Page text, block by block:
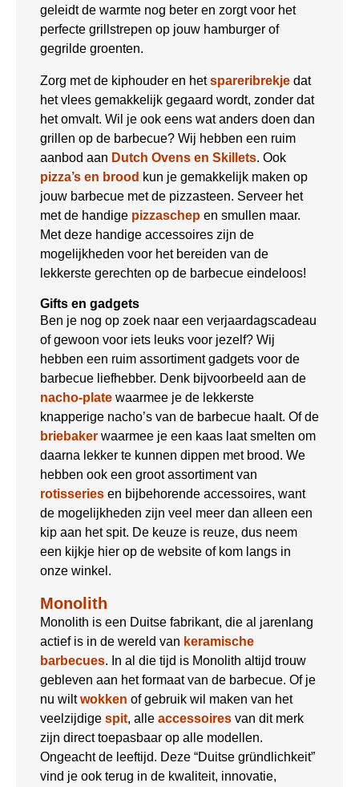
geleidt de warmte nog beter en zorgt voor het
perfecte grillstrepen op jouw hamburger of
gegrilde groenten.
Zorg met de kiphouder en hetspareribrekje dat
het vlees gemakkelijk gegaard wordt, zonder dat
het omvalt. Wil je ook eens wat anders doen dan
grillen op de barbecue? Wij hebben een ruim
aanbod aan Dutch Ovens en Skillets. Ook
pizza’s en brood kun je gemakkelijk maken op
jouw barbecue met de pizzasteen. Serveer het
met de handige pizzaschep en smullen maar.
Met deze handige accessoires zijn de
mogelijkheden voor het bereiden van de
lekkerste gerechten op de barbecue eindeloos!
Gifts en gadgets
Ben je nog op zoek naar een verjaardagscadeau
of gewoon voor iets leuks voor jezelf? Wij
hebben een ruim assortiment gadgets voor de
barbecue liefhebber. Denk bijvoorbeeld aan de
nacho-plate waarmee je de lekkerste
knapperige nacho’s van de barbecue haalt. Of de
briebaker waarmee je een kaas laat smelten om
daarna lekker te kunnen dippen met brood. We
hebben ook een groot assortiment van
rotisseries en bijbehorende accessoires, want
de mogelijkheden zijn veel meer dan alleen een
kip aan het spit. De keuze is reuze, dus neem
een kijkje hier op de website of kom langs in
onze winkel.
Monolith
Monolith is een Duitse fabrikant, die al jarenlang
actief is in de wereld van keramische
barbecues. In al die tijd is Monolith altijd trouw
gebleven aan het formaat van de barbecue. Of je
nu wiltwokken of gebruik wil maken van het
veelzijdige spit, alle accessoires van dit merk
zijn direct toepasbaar op alle modellen.
Ongeacht de leeftijd. Deze “Duitse gründlichkeit”
vind je ook terug in de kwaliteit, innovatie,